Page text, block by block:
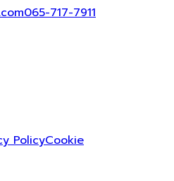
065-717-7911
PolicyCookie